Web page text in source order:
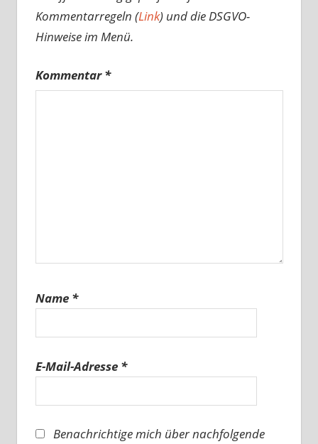
Kommentarregeln (Link) und die DSGVO-
Hinweise im Menü.
Kommentar*
Name *
E-Mail-Adresse *
Benachrichtige mich über nachfolgende